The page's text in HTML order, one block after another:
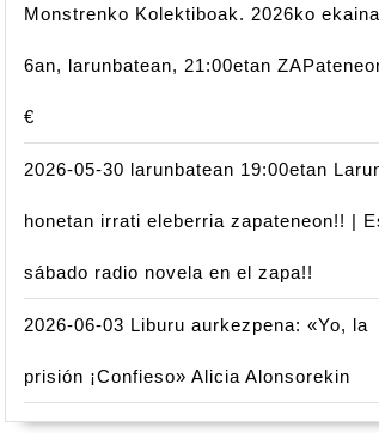
Monstrenko Kolektiboak. 2026ko
6an, larunbatean, 21:00etan
€
2026-05-30 larunbatean 19:00etan
honetan irrati eleberria zapateneon!! |
sábado radio novela en el zapa!!
2026-06-03 Liburu aurkezpena: «Yo, la
prisión ¡Confieso» Alicia Alonsorekin